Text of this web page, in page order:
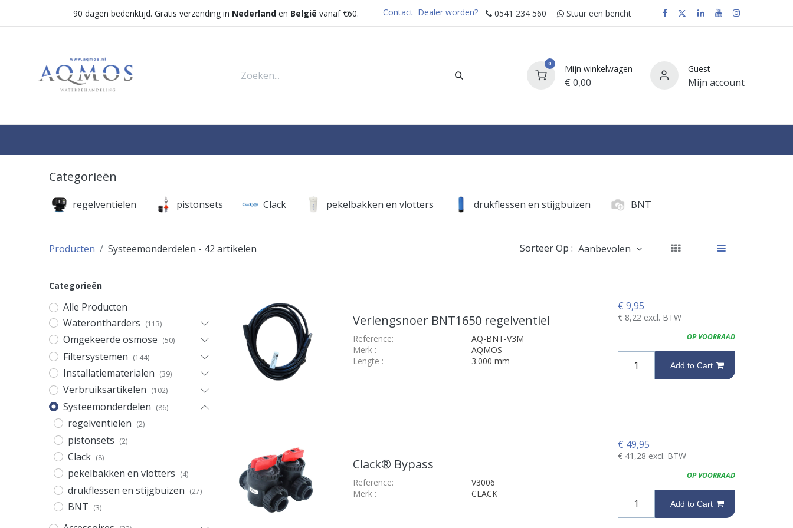
90 dagen bedenktijd. Gratis verzending in Nederlanden België vanaf €60. Contact Dealer worden? 0541 234 560 Stuur e​​​​en bericht
0 Mijn winkelwagen
€ 0,00
Guest
Mijn account
Categorieën
regelventielen pistonsets Clack pekelbakken en vlotters drukflessen en stijgbuizen BNT
Producten Systeemonderdelen - 42 artikelen Sorteer Op : Aanbevolen
Categorieën
Alle Producten
Waterontharders (113)
Omgekeerde osmose (50)
Filtersystemen (144)
Installatiematerialen (39)
Verbruiksartikelen (102)
Systeemonderdelen (86)
regelventielen (2)
pistonsets (2)
Clack (8)
pekelbakken en vlotters (4)
drukflessen en stijgbuizen (27)
BNT (3)
Verlengsnoer BNT1650 regelventiel
Reference:
AQ-BNT-V3M
Merk :
AQMOS
Lengte : 3.000 mm
€9,95
€ 8,22 excl. BTW
OP VOORRAAD
Add to Cart
Clack® Bypass
Reference:
V3006
Merk : CLACK
€ 49,95
€ 41,28 excl. BTW
OP VOORRAAD
Add to Cart